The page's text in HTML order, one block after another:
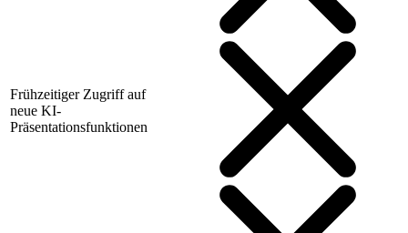
Frühzeitiger Zugriff auf
neue KI-
Präsentationsfunktionen